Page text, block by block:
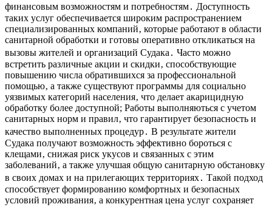
финансовым возможностям и потребностям․ Доступность
таких услуг обеспечивается широким распространением
специализированных компаний‚ которые работают в области
санитарной обработки и готовы оперативно откликаться на
вызовы жителей и организаций Судака․ Часто можно
встретить различные акции и скидки‚ способствующие
повышению числа обратившихся за профессиональной
помощью‚ а также существуют программы для социально
уязвимых категорий населения‚ что делает акарицидную
обработку более доступной; Работы выполняються с учетом
санитарных норм и правил‚ что гарантирует безопасность и
качество выполненных процедур․ В результате жители
Судака получают возможность эффективно бороться с
клещами‚ снижая риск укусов и связанных с этим
заболеваний‚ а также улучшая общую санитарную обстановку
в своих домах и на прилегающих территориях․ Такой подход
способствует формированию комфортных и безопасных
условий проживания‚ а конкурентная цена услуг сохраняет